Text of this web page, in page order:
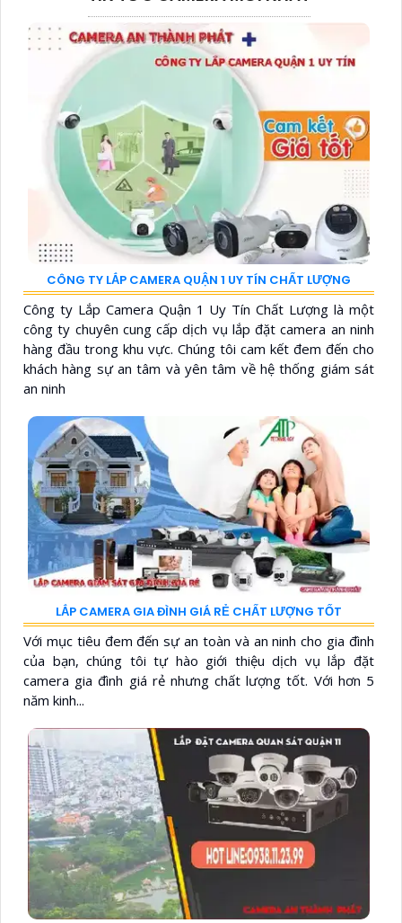
CÔNG TY LẮP CAMERA QUẬN 1 UY TÍN CHẤT LƯỢNG
Công ty Lắp Camera Quận 1 Uy Tín Chất Lượng là một
công ty chuyên cung cấp dịch vụ lắp đặt camera an ninh
hàng đầu trong khu vực. Chúng tôi cam kết đem đến cho
khách hàng sự an tâm và yên tâm về hệ thống giám sát
an ninh
LẮP CAMERA GIA ĐÌNH GIÁ RẺ CHẤT LƯỢNG TỐT
Với mục tiêu đem đến sự an toàn và an ninh cho gia đình
của bạn, chúng tôi tự hào giới thiệu dịch vụ lắp đặt
camera gia đình giá rẻ nhưng chất lượng tốt. Với hơn 5
năm kinh...